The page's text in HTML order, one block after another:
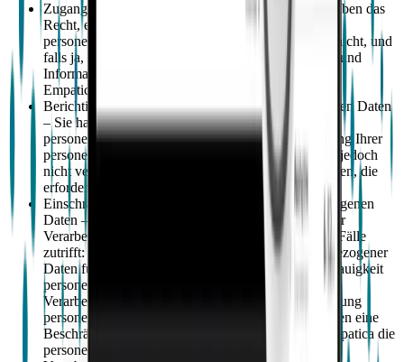
Zugang zu Ihren personenbezogenen Daten – Sie haben das
Recht, eine Bestätigung darüber zu erhalten, ob Ihre
personenbezogenen Daten verarbeitet werden oder nicht, und
falls ja, Zugang zu Ihren personenbezogenen Daten und
Informationen über die relevante Verarbeitung durch
Empatica;
Berichtigung oder Löschung Ihrer personenbezogenen Daten
– Sie haben das Recht, die Berichtigung ungenauer
personenbezogener Daten über Sie oder die Löschung Ihrer
personenbezogenen Daten zu erhalten. Empatica ist jedoch
nicht verpflichtet, personenbezogene Daten zu löschen, die
erforderlich sind, um geltende Gesetze einzuhalten;
Einschränkung der Verarbeitung Ihrer personenbezogenen
Daten – Sie haben das Recht, eine Beschränkung der
Verarbeitung zu erhalten, wenn einer der folgenden Fälle
zutrifft: (i) Sie bestreiten die Genauigkeit personenbezogener
Daten für einen Zeitraum, in dem Empatica die Genauigkeit
personenbezogener Daten überprüfen kann; (ii) die
Verarbeitung rechtswidrig ist und Sie sich der Löschung
personenbezogener Daten widersetzen und stattdessen eine
Beschränkung ihrer Verwendung anfordern; (iii) Empatica die
personenbezogenen Daten nicht mehr für